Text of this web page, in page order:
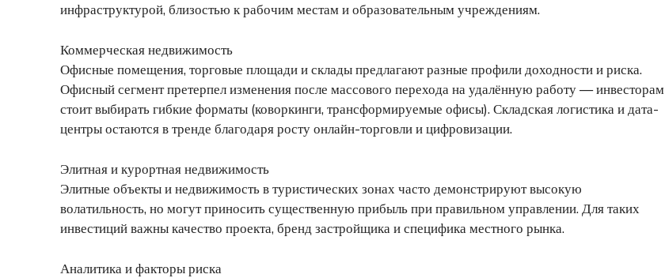
инфраструктурой, близостью к рабочим местам и образовательным учреждениям.
Коммерческая недвижимость
Офисные помещения, торговые площади и склады предлагают разные профили доходности и риска.
Офисный сегмент претерпел изменения после массового перехода на удалённую работу — инвесторам
стоит выбирать гибкие форматы (коворкинги, трансформируемые офисы). Складская логистика и дата-
центры остаются в тренде благодаря росту онлайн-торговли и цифровизации.
Элитная и курортная недвижимость
Элитные объекты и недвижимость в туристических зонах часто демонстрируют высокую
волатильность, но могут приносить существенную прибыль при правильном управлении. Для таких
инвестиций важны качество проекта, бренд застройщика и специфика местного рынка.
Аналитика и факторы риска